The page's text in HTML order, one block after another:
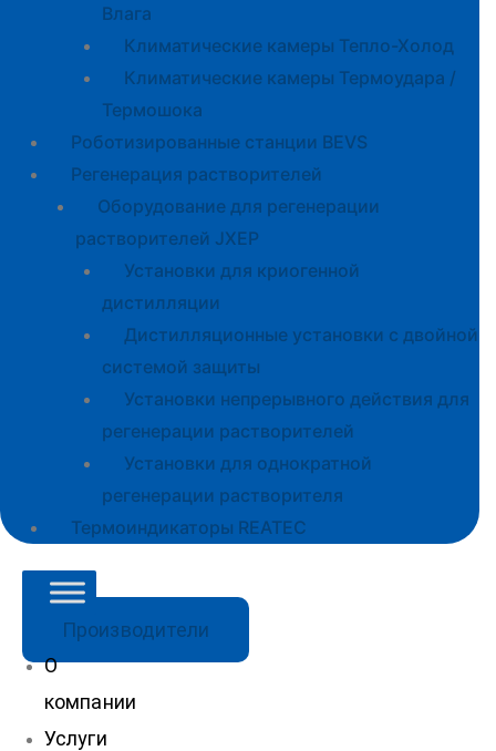
Влага
Климатические камеры Тепло-Холод
Климатические камеры Термоудара /
Термошока
Роботизированные станции BEVS
Регенерация растворителей
Оборудование для регенерации
растворителей JXEP
Установки для криогенной
дистилляции
Дистилляционные установки с двойной
системой защиты
Установки непрерывного действия для
регенерации растворителей
Установки для однократной
регенерации растворителя
Термоиндикаторы REATEC
Производители
О
компании
Услуги